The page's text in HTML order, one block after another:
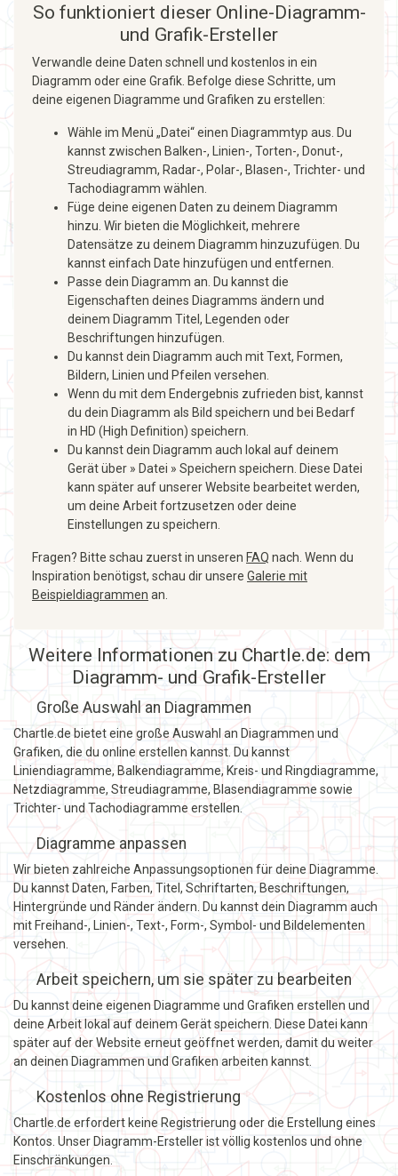
So funktioniert dieser Online-Diagramm-
und Grafik-Ersteller
Verwandle deine Daten schnell und kostenlos in ein
Diagramm oder eine Grafik. Befolge diese Schritte, um
deine eigenen Diagramme und Grafiken zu erstellen:
Wähle im Menü „Datei“ einen Diagrammtyp aus. Du
kannst zwischen Balken-, Linien-, Torten-, Donut-,
Streudiagramm, Radar-, Polar-, Blasen-, Trichter- und
Tachodiagramm wählen.
Füge deine eigenen Daten zu deinem Diagramm
hinzu. Wir bieten die Möglichkeit, mehrere
Datensätze zu deinem Diagramm hinzuzufügen. Du
kannst einfach Date hinzufügen und entfernen.
Passe dein Diagramm an. Du kannst die
Eigenschaften deines Diagramms ändern und
deinem Diagramm Titel, Legenden oder
Beschriftungen hinzufügen.
Du kannst dein Diagramm auch mit Text, Formen,
Bildern, Linien und Pfeilen versehen.
Wenn du mit dem Endergebnis zufrieden bist, kannst
du dein Diagramm als Bild speichern und bei Bedarf
in HD (High Definition) speichern.
Du kannst dein Diagramm auch lokal auf deinem
Gerät über » Datei » Speichern speichern. Diese Datei
kann später auf unserer Website bearbeitet werden,
um deine Arbeit fortzusetzen oder deine
Einstellungen zu speichern.
Fragen? Bitte schau zuerst in unseren FAQ nach. Wenn du
Inspiration benötigst, schau dir unsere Galerie mit
Beispieldiagrammen an.
Weitere Informationen zu Chartle.de: dem
Diagramm- und Grafik-Ersteller
Große Auswahl an Diagrammen
Chartle.de bietet eine große Auswahl an Diagrammen und
Grafiken, die du online erstellen kannst. Du kannst
Liniendiagramme, Balkendiagramme, Kreis- und Ringdiagramme,
Netzdiagramme, Streudiagramme, Blasendiagramme sowie
Trichter- und Tachodiagramme erstellen.
Diagramme anpassen
Wir bieten zahlreiche Anpassungsoptionen für deine Diagramme.
Du kannst Daten, Farben, Titel, Schriftarten, Beschriftungen,
Hintergründe und Ränder ändern. Du kannst dein Diagramm auch
mit Freihand-, Linien-, Text-, Form-, Symbol- und Bildelementen
versehen.
Arbeit speichern, um sie später zu bearbeiten
Du kannst deine eigenen Diagramme und Grafiken erstellen und
deine Arbeit lokal auf deinem Gerät speichern. Diese Datei kann
später auf der Website erneut geöffnet werden, damit du weiter
an deinen Diagrammen und Grafiken arbeiten kannst.
Kostenlos ohne Registrierung
Chartle.de erfordert keine Registrierung oder die Erstellung eines
Kontos. Unser Diagramm-Ersteller ist völlig kostenlos und ohne
Einschränkungen.